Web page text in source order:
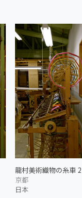
龍村美術織物の糸車 2
京都
日本